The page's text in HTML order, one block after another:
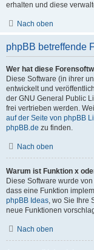
erhalten und diese
Nach oben
phpBB betreffende
Wer hat diese
Diese Software (in ihrer
entwickelt und
der GNU General Public
frei vertrieben werden.
auf der Seite von phpBB
phpBB.de zu finden.
Nach oben
Warum ist Funktion x
Diese Software wurde
dass eine Funktion
phpBB Ideas, wo Sie Ihre
neue Funktionen
Nach oben